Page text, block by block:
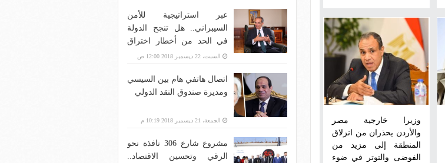
وزيرا خارجية مصر
والأردن يحذران من انزلاق
المنطقة إلى مزيد من
الفوضى والتوتر في ضوء
عبر استراتيجية للأمن
السيبراني.. هل تنجح الدولة
في الحد من أخطار اختراق
بنية الاتصالات؟
السبت، 22 ديسمبر 2018 12:00 ص
اتصال هاتفي هام بين السيسي
ومديرة صندوق النقد الدولي
الجمعة، 21 ديسمبر 2018 10:19 م
مشروع شارع 306 نافذة نحو
الرقي وتحسين الاقتصاد..